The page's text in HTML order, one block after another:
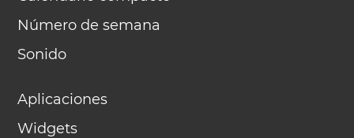
Número de semana
Sonido
Aplicaciones
Widgets